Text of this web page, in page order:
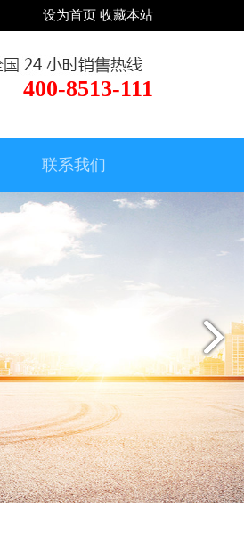
设为首页 收藏本站
400-8513-111
联系我们